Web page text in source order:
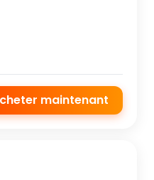
maintenant